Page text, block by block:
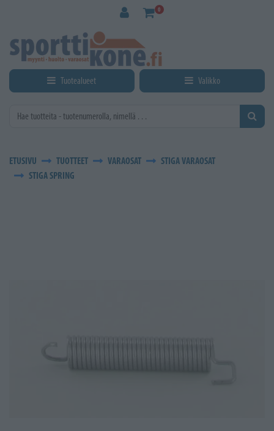
0
Tuotealueet Valikko
ETUSIVU TUOTTEET VARAOSAT
STIGA VARAOSAT
STIGA SPRING